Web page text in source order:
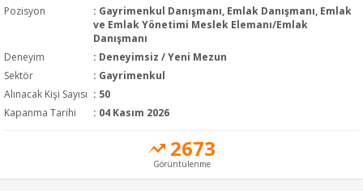
Pozisyon
: Gayrimenkul Danışmanı, Emlak Danışmanı, Emlak
ve Emlak Yönetimi Meslek Elemanı/Emlak
Danışmanı
Deneyim
: Deneyimsiz / Yeni Mezun
Sektör
: Gayrimenkul
Alınacak Kişi Sayısı : 50
Kapanma Tarihi
: 04 Kasım 2026
2673
Görüntülenme